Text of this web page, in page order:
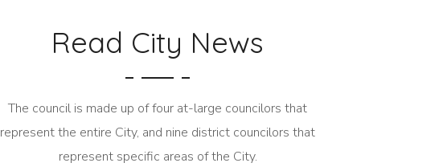
Read City News
The council is made up of four at-large councilors that
represent the entire City, and nine district councilors that
represent specific areas of the City.